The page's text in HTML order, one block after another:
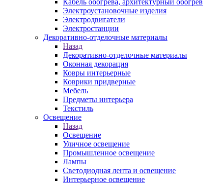
Кабель обогрева, архитектурный обогрев
Электроустановочные изделия
Электродвигатели
Электростанции
Декоративно-отделочные материалы
Назад
Декоративно-отделочные материалы
Оконная декорация
Ковры интерьерные
Коврики придверные
Мебель
Предметы интерьера
Текстиль
Освещение
Назад
Освещение
Уличное освещение
Промышленное освещение
Лампы
Светодиодная лента и освещение
Интерьерное освещение